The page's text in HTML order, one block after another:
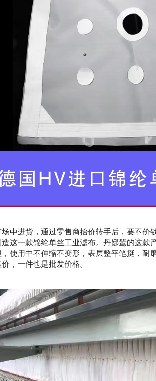
中进货，通过零售商抬价转手后，要不价
这一款锦纶单丝工业滤布。丹娜鸶的这款
使用中不伸缩不变形，表层整平笔挺，耐
，一件也是批发价格。